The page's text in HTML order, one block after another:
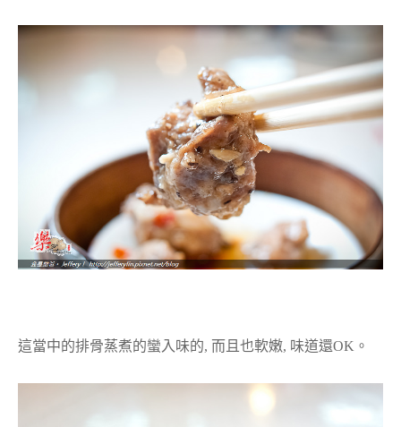
這當中的排骨蒸煮的蠻入味的, 而且也軟嫩, 味道還OK。